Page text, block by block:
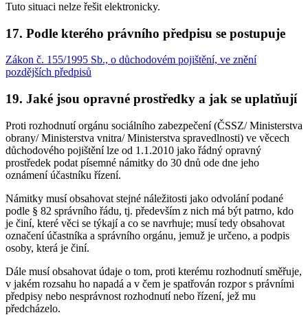
Tuto situaci nelze řešit elektronicky.
17. Podle kterého právního předpisu se postupuje
Zákon č. 155/1995 Sb., o důchodovém pojištění, ve znění
pozdějších předpisů
19. Jaké jsou opravné prostředky a jak se uplatňují
Proti rozhodnutí orgánu sociálního zabezpečení (ČSSZ/ Ministerstva
obrany/ Ministerstva vnitra/ Ministerstva spravedlnosti) ve věcech
důchodového pojištění lze od 1.1.2010 jako řádný opravný
prostředek podat písemné námitky do 30 dnů ode dne jeho
oznámení účastníku řízení.
Námitky musí obsahovat stejné náležitosti jako odvolání podané
podle § 82 správního řádu, tj. především z nich má být patrno, kdo
je činí, které věci se týkají a co se navrhuje; musí tedy obsahovat
označení účastníka a správního orgánu, jemuž je určeno, a podpis
osoby, která je činí.
Dále musí obsahovat údaje o tom, proti kterému rozhodnutí směřuje,
v jakém rozsahu ho napadá a v čem je spatřován rozpor s právními
předpisy nebo nesprávnost rozhodnutí nebo řízení, jež mu
předcházelo.